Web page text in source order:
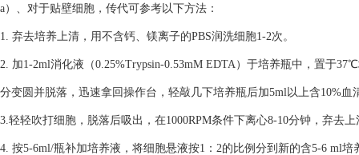
a）、对于贴壁细胞，传代可参考以下方法：
1. 弃去培养上清，用不含钙、镁离子的PBS润洗细胞1-2次。
2. 加1-2ml消化液（0.25%Trypsin-0.53mM EDTA）于培养瓶中，置于
分变圆并脱落，迅速拿回操作台，轻敲几下培养瓶后加5ml以上含10%血
3.轻轻吹打细胞，脱落后吸出，在1000RPM条件下离心8-10分钟，弃去
4. 按5-6ml/瓶补加培养液，将细胞悬液按1：2的比例分到新的含5-6 ml培